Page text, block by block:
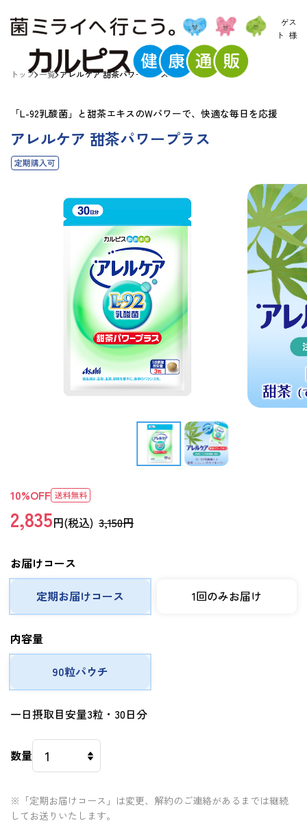
ゲス
ト 様
トップ 一覧 アレルケア 甜茶パワープラス
「L-92乳酸菌」と甜茶エキスのWパワーで、快適な毎日を応援
アレルケア 甜茶パワープラス
10%OFF
2,835円(税込) 3,150円
お届けコース
定期お届けコース 1回のみお届け
内容量
90粒パウチ
一日摂取目安量3粒・30日分
数量
※「定期お届けコース」は変更、解約のご連絡があるまでは継続
してお送りいたします。